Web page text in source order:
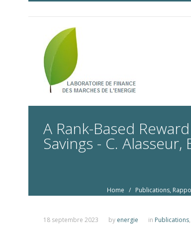
A Rank-Based
Savings - C.
Home / Publications,
18 septembre 2023 by energie in Publications,